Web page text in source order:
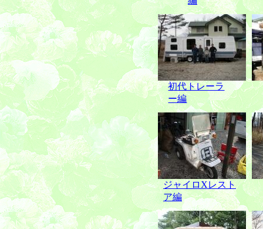
初代トレーラ
ー編
ジャイロXレスト
ア編